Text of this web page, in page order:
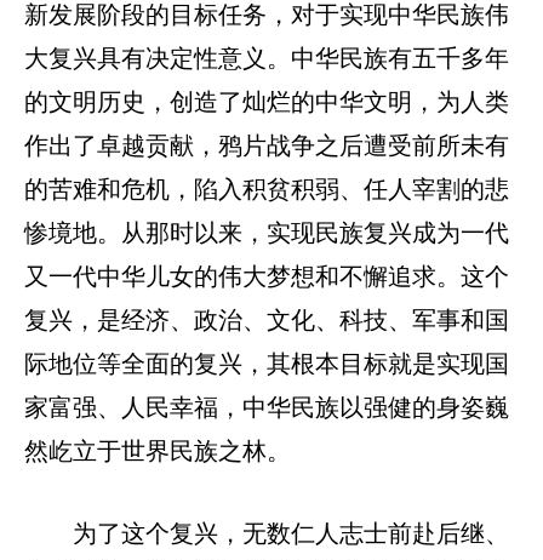
新发展阶段的目标任务，对于实现中华民族伟
大复兴具有决定性意义。中华民族有五千多年
的文明历史，创造了灿烂的中华文明，为人类
作出了卓越贡献，鸦片战争之后遭受前所未有
的苦难和危机，陷入积贫积弱、任人宰割的悲
惨境地。从那时以来，实现民族复兴成为一代
又一代中华儿女的伟大梦想和不懈追求。这个
复兴，是经济、政治、文化、科技、军事和国
际地位等全面的复兴，其根本目标就是实现国
家富强、人民幸福，中华民族以强健的身姿巍
然屹立于世界民族之林。
为了这个复兴，无数仁人志士前赴后继、